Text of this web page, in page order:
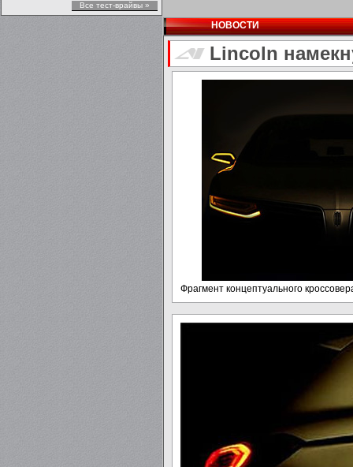
Все тест-врайвы »
НОВОСТИ
Lincoln
Фрагмент концептуального